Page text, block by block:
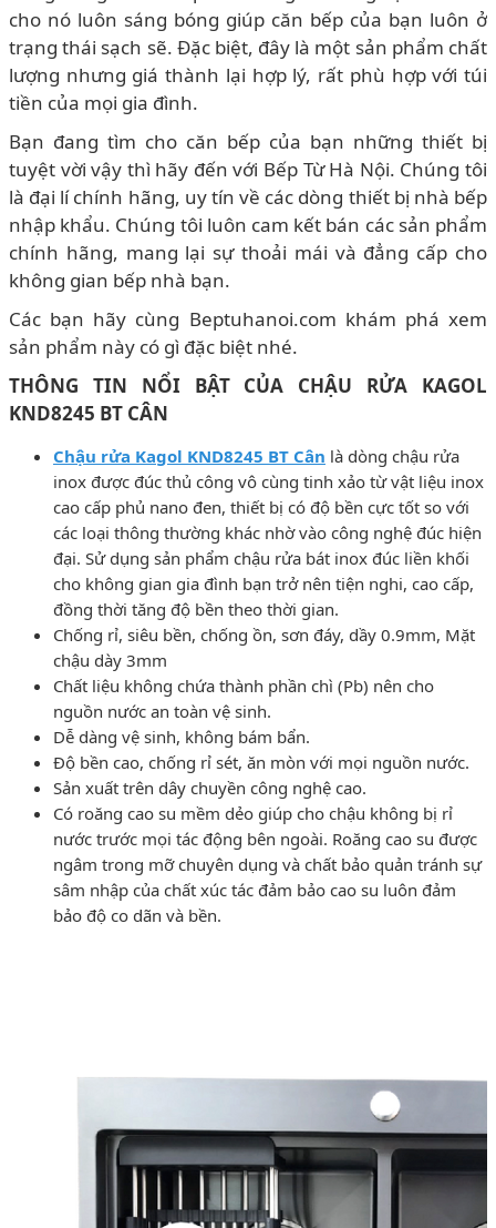
cho nó luôn sáng bóng giúp căn bếp của bạn luôn ở
trạng thái sạch sẽ. Đặc biệt, đây là một sản phẩm chất
lượng nhưng giá thành lại hợp lý, rất phù hợp với túi
tiền của mọi gia đình.
Bạn đang tìm cho căn bếp của bạn những thiết bị
tuyệt vời vậy thì hãy đến với Bếp Từ Hà Nội. Chúng tôi
là đại lí chính hãng, uy tín về các dòng thiết bị nhà bếp
nhập khẩu. Chúng tôi luôn cam kết bán các sản phẩm
chính hãng, mang lại sự thoải mái và đẳng cấp cho
không gian bếp nhà bạn.
Các bạn hãy cùng Beptuhanoi.com khám phá xem
sản phẩm này có gì đặc biệt nhé.
THÔNG TIN NỔI BẬT CỦA CHẬU RỬA KAGOL
KND8245 BT CÂN
Chậu rửa Kagol KND8245 BT Cân là dòng chậu rửa
inox được đúc thủ công vô cùng tinh xảo từ vật liệu inox
cao cấp phủ nano đen, thiết bị có độ bền cực tốt so với
các loại thông thường khác nhờ vào công nghệ đúc hiện
đại. Sử dụng sản phẩm chậu rửa bát inox đúc liền khối
cho không gian gia đình bạn trở nên tiện nghi, cao cấp,
đồng thời tăng độ bền theo thời gian.
Chống rỉ, siêu bền, chống ồn, sơn đáy, dầy 0.9mm, Mặt
chậu dày 3mm
Chất liệu không chứa thành phần chì (Pb) nên cho
nguồn nước an toàn vệ sinh.
Dễ dàng vệ sinh, không bám bẩn.
Độ bền cao, chống rỉ sét, ăn mòn với mọi nguồn nước.
Sản xuất trên dây chuyền công nghệ cao.
Có roăng cao su mềm dẻo giúp cho chậu không bị rỉ
nước trước mọi tác động bên ngoài. Roăng cao su được
ngâm trong mỡ chuyên dụng và chất bảo quản tránh sự
sâm nhập của chất xúc tác đảm bảo cao su luôn đảm
bảo độ co dãn và bền.